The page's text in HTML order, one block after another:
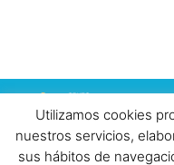
Legal
Política de
2018 www.beok.es |
Utilizamos cookies
nuestros servicios,
sus hábitos de